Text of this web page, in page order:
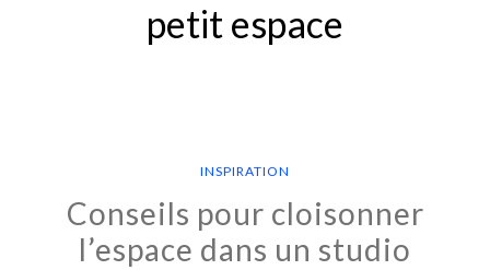
petit espace
INSPIRATION
Conseils pour cloisonner
l’espace dans un studio